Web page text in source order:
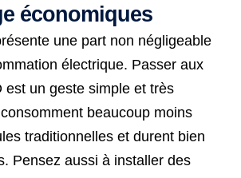
économiques
une part non négligeable
électrique. Passer aux
est un geste simple et très
beaucoup moins
traditionnelles et durent bien
Pensez aussi à installer des